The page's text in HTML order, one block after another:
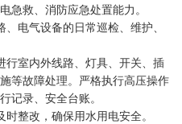
急救、消防应急处置能力。
电气设备的日常巡检、维护、
室内外线路、灯具、开关、插
等故障处理。严格执行高压操作
记录、安全台账。
整改，确保用水用电安全。